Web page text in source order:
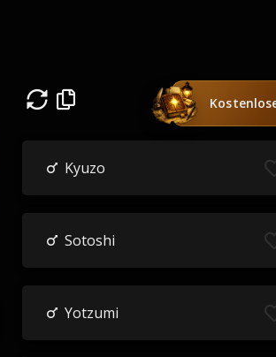
Kyuzo
Sotoshi
Yotzumi